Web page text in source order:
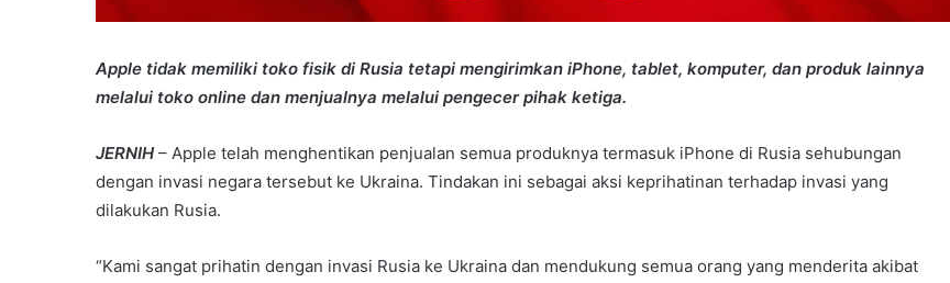
Apple tidak memiliki toko fisik di Rusia tetapi mengirimkan iPhone, tablet, komputer, dan produk lainnya
melalui toko online dan menjualnya melalui pengecer pihak ketiga.
JERNIH – Apple telah menghentikan penjualan semua produknya termasuk iPhone di Rusia sehubungan
dengan invasi negara tersebut ke Ukraina. Tindakan ini sebagai aksi keprihatinan terhadap invasi yang
dilakukan Rusia.
“Kami sangat prihatin dengan invasi Rusia ke Ukraina dan mendukung semua orang yang menderita akibat